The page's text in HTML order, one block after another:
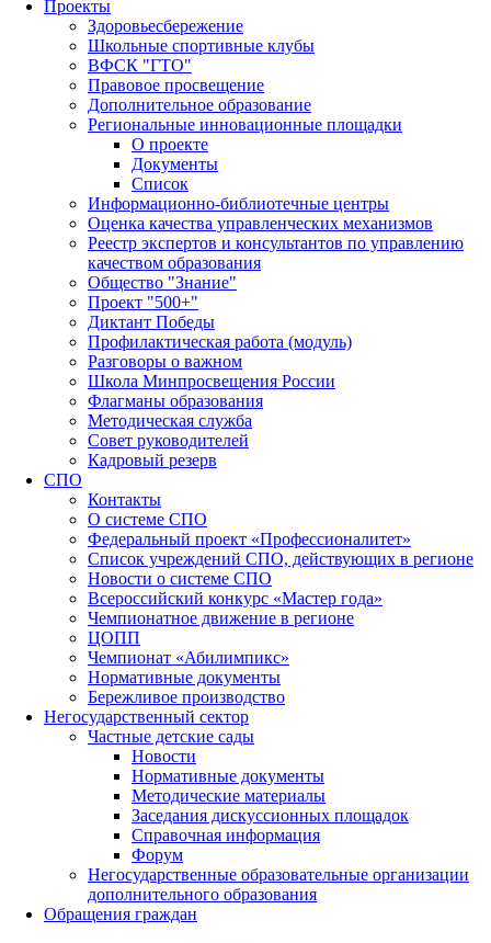
Проекты
Здоровьесбережение
Школьные спортивные клубы
ВФСК "ГТО"
Правовое просвещение
Дополнительное образование
Региональные инновационные площадки
О проекте
Документы
Список
Информационно-библиотечные центры
Оценка качества управленческих механизмов
Реестр экспертов и консультантов по управлению
качеством образования
Общество "Знание"
Проект "500+"
Диктант Победы
Профилактическая работа (модуль)
Разговоры о важном
Школа Минпросвещения России
Флагманы образования
Методическая служба
Совет руководителей
Кадровый резерв
СПО
Контакты
О системе СПО
Федеральный проект «Профессионалитет»
Список учреждений СПО, действующих в регионе
Новости о системе СПО
Всероссийский конкурс «Мастер года»
Чемпионатное движение в регионе
ЦОПП
Чемпионат «Абилимпикс»
Нормативные документы
Бережливое производство
Негосударственный сектор
Частные детские сады
Новости
Нормативные документы
Методические материалы
Заседания дискуссионных площадок
Справочная информация
Форум
Негосударственные образовательные организации
дополнительного образования
Обращения граждан